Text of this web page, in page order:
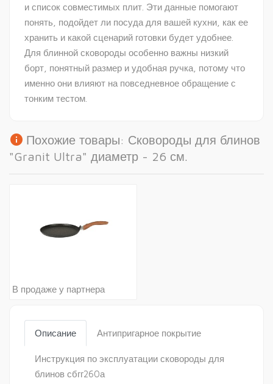
и список совместимых плит. Эти данные помогают
понять, подойдет ли посуда для вашей кухни, как ее
хранить и какой сценарий готовки будет удобнее.
Для блинной сковороды особенно важны низкий
борт, понятный размер и удобная ручка, потому что
именно они влияют на повседневное обращение с
тонким тестом.
info Похожие товары: Сковороды для блинов
"Granit Ultra" диаметр - 26 см.
В продаже у партнера
Описание Антипригарное покрытие
Инструкция по эксплуатации сковороды для
блинов сбгг260а